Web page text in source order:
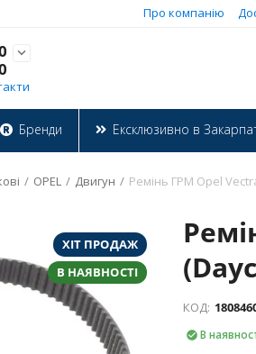
Про компанію

Бренди Ексклюзивно в
/ OPEL / Двигун / Ремінь ГРМ Opel
ХІТ ПРОДАЖ
В НАЯВНОСТІ
КОД:
В
